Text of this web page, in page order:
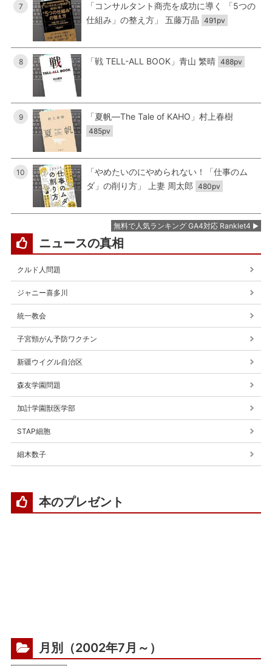
7
「コンサルタント商売を成功に導く 「5つの
仕組み」の整え方」 五藤万晶 491pv
8 「戦 TELL-ALL BOOK」青山 繁晴 488pv
9 「夏帆―The Tale of KAHO」村上春樹
485pv
10
「やめたいのにやめられない！「仕事のム
ダ」の削り方」 上妻 周太郎 480pv
無料で人気ランキング GA4対応 Ranklet4
ニュースの真相
クルド人問題
ジャニー喜多川
統一教会
子宮頸がん予防ワクチン
新疆ウイグル自治区
森友学園問題
加計学園獣医学部
STAP細胞
細木数子
本のプレゼント
月別（2002年7月～）